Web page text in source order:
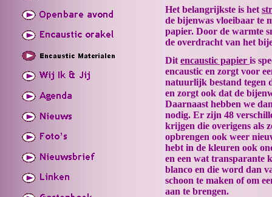
Het belangrijkste is het
de bijenwas vloeibaar te
papier. Door de warmte
de overdracht van het
Dit encaustic papier is
encaustic en zorgt voor
natuurlijk bestand tegen
en zorgt ook dat de
Daarnaast hebben we
nodig. Er zijn 48
krijgen die overigens als
opbrengen ook weer
hebt in de kleuren ook
en een wat transparante
blanco en die word dan
schoon te maken of om
aan te brengen.